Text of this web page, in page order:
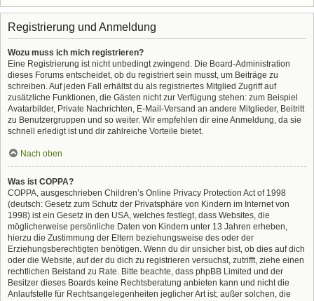
Registrierung und Anmeldung
Wozu muss ich mich registrieren?
Eine Registrierung ist nicht unbedingt zwingend. Die Board-Administration
dieses Forums entscheidet, ob du registriert sein musst, um Beiträge zu
schreiben. Auf jeden Fall erhältst du als registriertes Mitglied Zugriff auf
zusätzliche Funktionen, die Gästen nicht zur Verfügung stehen: zum Beispiel
Avatarbilder, Private Nachrichten, E-Mail-Versand an andere Mitglieder, Beitritt
zu Benutzergruppen und so weiter. Wir empfehlen dir eine Anmeldung, da sie
schnell erledigt ist und dir zahlreiche Vorteile bietet.
Nach oben
Was ist COPPA?
COPPA, ausgeschrieben Children’s Online Privacy Protection Act of 1998
(deutsch: Gesetz zum Schutz der Privatsphäre von Kindern im Internet von
1998) ist ein Gesetz in den USA, welches festlegt, dass Websites, die
möglicherweise persönliche Daten von Kindern unter 13 Jahren erheben,
hierzu die Zustimmung der Eltern beziehungsweise des oder der
Erziehungsberechtigten benötigen. Wenn du dir unsicher bist, ob dies auf dich
oder die Website, auf der du dich zu registrieren versuchst, zutrifft, ziehe einen
rechtlichen Beistand zu Rate. Bitte beachte, dass phpBB Limited und der
Besitzer dieses Boards keine Rechtsberatung anbieten kann und nicht die
Anlaufstelle für Rechtsangelegenheiten jeglicher Art ist; außer solchen, die